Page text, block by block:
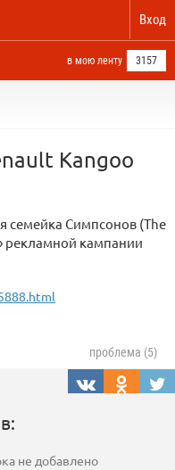
Вход
в мою ленту 3157
Kangoo
семейка Симпсонов (The
рекламной кампании
проблема (5)
не добавлено